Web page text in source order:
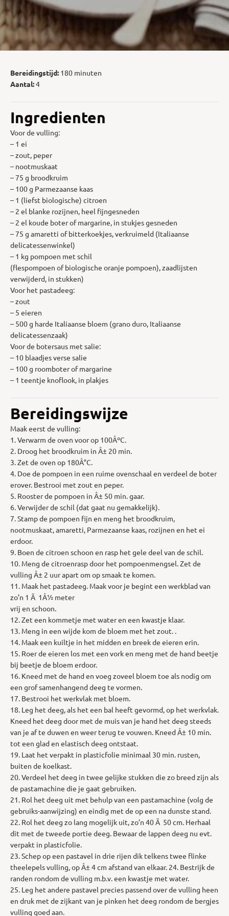
Bereidingstijd: 180 minuten
Aantal:4
Ingredienten
Voor de vulling:
– 1 ei
– zout, peper
– nootmuskaat
– 75 g broodkruim
– 100 g Parmezaanse kaas
– 1 (liefst biologische) citroen
– 2 el blanke rozijnen, heel fijngesneden
– 2 el koude boter of margarine, in stukjes gesneden
– 75 g amaretti of bitterkoekjes, verkruimeld (Italiaanse
delicatessenwinkel)
– 1 kg pompoen met schil
(flespompoen of biologische oranje pompoen), zaadlijsten
verwijderd, in stukken)
Voor het pastadeeg:
– zout
– 5 eieren
– 500 g harde Italiaanse bloem (grano duro, Italiaanse
delicatessenzaak)
Voor de botersaus met salie:
– 10 blaadjes verse salie
– 100 g roomboter of margarine
– 1 teentje knoflook, in plakjes
Bereidingswijze
Maak eerst de vulling:
1. Verwarm de oven voor op 100ÂºC.
2. Droog het broodkruim in Â± 20 min.
3. Zet de oven op 180Â°C.
4. Doe de pompoen in een ruime ovenschaal en verdeel de boter
erover. Bestrooi met zout en peper.
5. Rooster de pompoen in Â± 50 min. gaar.
6. Verwijder de schil (dat gaat nu gemakkelijk).
7. Stamp de pompoen fijn en meng het broodkruim,
nootmuskaat, amaretti, Parmezaanse kaas, rozijnen en het ei
erdoor.
9. Boen de citroen schoon en rasp het gele deel van de schil.
10. Meng de citroenrasp door het pompoenmengsel. Zet de
vulling Â± 2 uur apart om op smaak te komen.
11. Maak het pastadeeg. Maak voor je begint een werkblad van
zo’n 1 Ã 1Â½ meter
vrij en schoon.
12. Zet een kommetje met water en een kwastje klaar.
13. Meng in een wijde kom de bloem met het zout. .
14. Maak een kuiltje in het midden en breek de eieren erin.
15. Roer de eieren los met een vork en meng met de hand beetje
bij beetje de bloem erdoor.
16. Kneed met de hand en voeg zoveel bloem toe als nodig om
een grof samenhangend deeg te vormen.
17. Bestrooi het werkvlak met bloem.
18. Leg het deeg, als het een bal heeft gevormd, op het werkvlak.
Kneed het deeg door met de muis van je hand het deeg steeds
van je af te duwen en weer terug te vouwen. Kneed Â± 10 min.
tot een glad en elastisch deeg ontstaat.
19. Laat het verpakt in plasticfolie minimaal 30 min. rusten,
buiten de koelkast.
20. Verdeel het deeg in twee gelijke stukken die zo breed zijn als
de pastamachine die je gaat gebruiken.
21. Rol het deeg uit met behulp van een pastamachine (volg de
gebruiks-aanwijzing) en eindig met de op een na dunste stand.
22. Rol het deeg zo lang mogelijk uit, zo’n 40 Ã 50 cm. Herhaal
dit met de tweede portie deeg. Bewaar de lappen deeg nu evt.
verpakt in plasticfolie.
23. Schep op een pastavel in drie rijen dik telkens twee flinke
theelepels vulling, op Â± 4 cm afstand van elkaar. 24. Bestrijk de
randen rondom de vulling m.b.v. een kwastje met water.
25. Leg het andere pastavel precies passend over de vulling heen
en druk met de zijkant van je pinken het deeg rondom de bergjes
vulling goed aan.